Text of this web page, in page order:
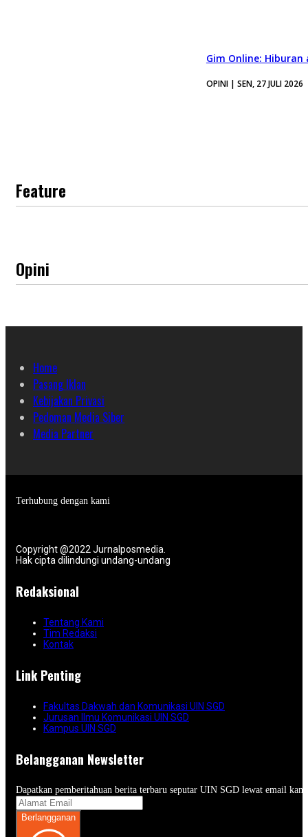
Gim Online:
OPINI | SEN, 27 JULI 2026
Feature
Opini
Home
Pasang Iklan
Kebijakan Privasi
Pedoman Media Siber
Media Partner
Terhubung dengan kami
Copyright @2022 Jurnalposmedia.
Hak cipta dilindungi undang-undang
Redaksional
Tentang Kami
Tim Redaksi
Kontak
Link Penting
Fakultas Dakwah dan Komunikasi UIN SGD
Jurusan Ilmu Komunikasi UIN SGD
Kampus UIN SGD
Belangganan Newsletter
Dapatkan pemberitahuan berita terbaru seputar UIN SGD lewat email
Berlangganan